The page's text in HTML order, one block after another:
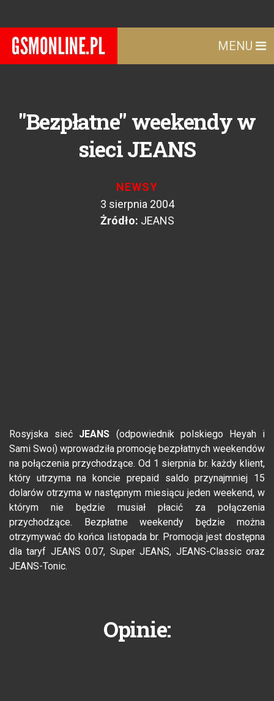
MENU
"Bezpłatne" weekendy w
sieci JEANS
NEWSY
3 sierpnia 2004
Żródło: JEANS
Rosyjska sieć JEANS (odpowiednik polskiego Heyah i
Sami Swoi) wprowadziła promocję bezpłatnych weekendów
na połączenia przychodzące. Od 1 sierpnia br. każdy klient,
który utrzyma na koncie prepaid saldo przynajmniej 15
dolarów otrzyma w następnym miesiącu jeden weekend, w
którym nie będzie musiał płacić za połączenia
przychodzące. Bezpłatne weekendy będzie można
otrzymywać do końca listopada br. Promocja jest dostępna
dla taryf JEANS 0.07, Super JEANS, JEANS-Classic oraz
JEANS-Tonic.
Opinie: